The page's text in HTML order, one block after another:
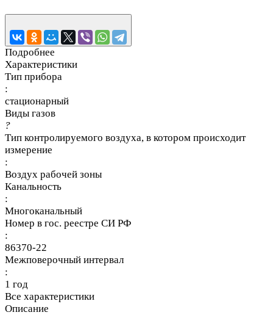
Подробнее
Характеристики
Тип прибора
:
стационарный
Виды газов
?
Тип контролируемого воздуха, в котором происходит
измерение
:
Воздух рабочей зоны
Канальность
:
Многоканальный
Номер в гос. реестре СИ РФ
:
86370-22
Межповерочный интервал
:
1 год
Все характеристики
Описание